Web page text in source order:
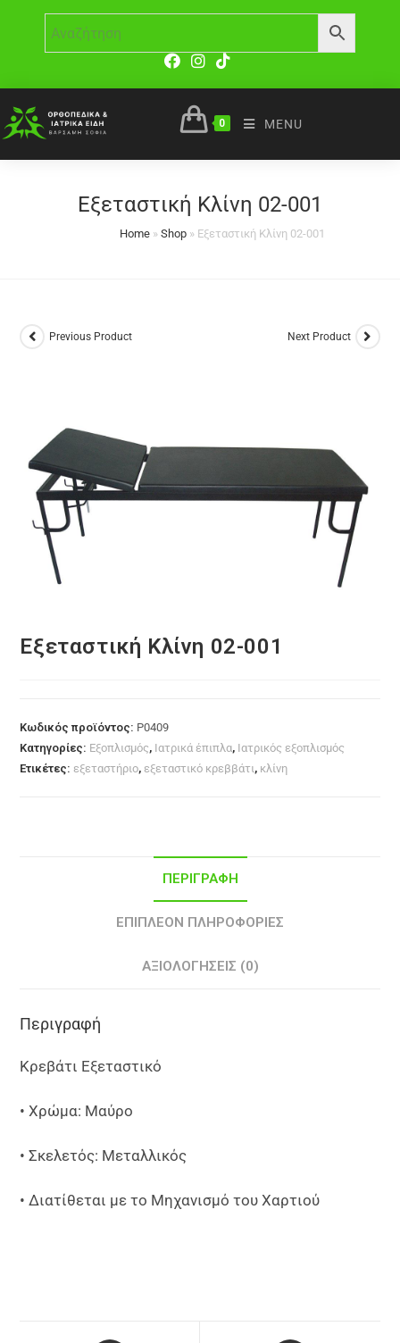
0 MENU
Εξεταστική Κλίνη 02-001
Home » Shop » Εξεταστική Κλίνη 02-001
Previous Product Next Product
Εξεταστική Κλίνη 02-001
Κωδικός προϊόντος: P0409
Κατηγορίες: Εξοπλισμός, Ιατρικά έπιπλα, Ιατρικός εξοπλισμός
Ετικέτες: εξεταστήριο, εξεταστικό κρεββάτι, κλίνη
ΠΕΡΙΓΡΑΦΉ
ΕΠΙΠΛΈΟΝ ΠΛΗΡΟΦΟΡΊΕΣ
ΑΞΙΟΛΟΓΉΣΕΙΣ (0)
Περιγραφή
Κρεβάτι Εξεταστικό
• Χρώμα: Μαύρο
• Σκελετός: Μεταλλικός
• Διατίθεται με το Μηχανισμό του Χαρτιού